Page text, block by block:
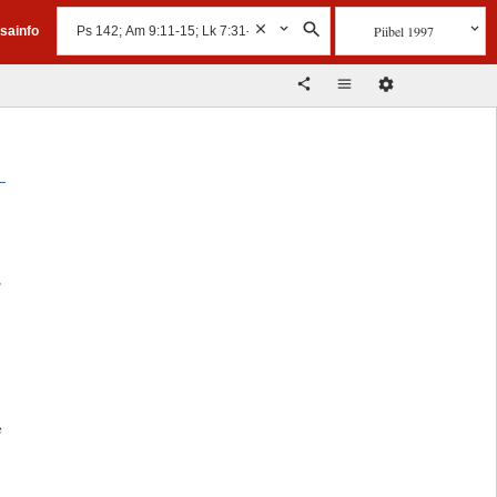
Piibel 1997